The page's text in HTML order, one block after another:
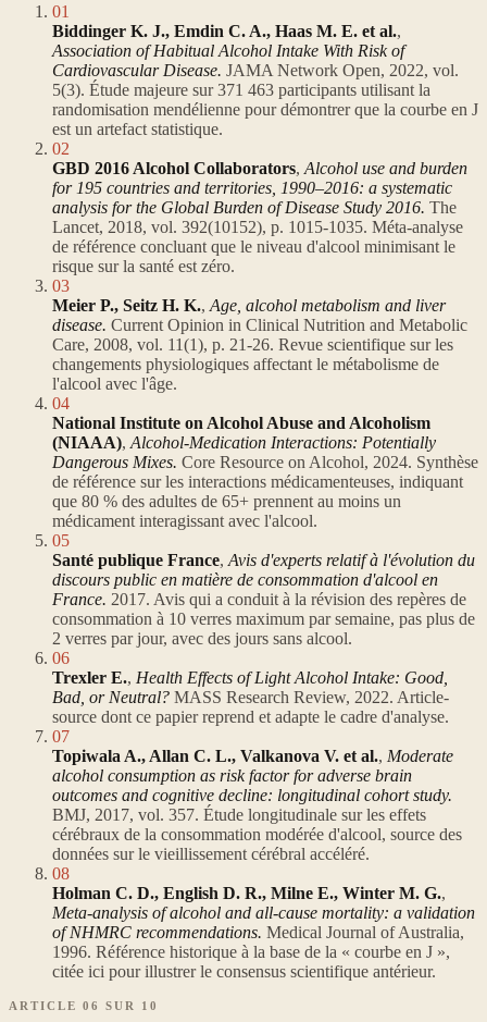
01
Biddinger K. J., Emdin C. A., Haas M. E. et al.,
Association of Habitual Alcohol Intake With Risk of
Cardiovascular Disease. JAMA Network Open, 2022, vol.
5(3). Étude majeure sur 371 463 participants utilisant la
randomisation mendélienne pour démontrer que la courbe en J
est un artefact statistique.
02
GBD 2016 Alcohol Collaborators, Alcohol use and burden
for 195 countries and territories, 1990–2016: a systematic
analysis for the Global Burden of Disease Study 2016. The
Lancet, 2018, vol. 392(10152), p. 1015-1035. Méta-analyse
de référence concluant que le niveau d'alcool minimisant le
risque sur la santé est zéro.
03
Meier P., Seitz H. K., Age, alcohol metabolism and liver
disease. Current Opinion in Clinical Nutrition and Metabolic
Care, 2008, vol. 11(1), p. 21-26. Revue scientifique sur les
changements physiologiques affectant le métabolisme de
l'alcool avec l'âge.
04
National Institute on Alcohol Abuse and Alcoholism
(NIAAA), Alcohol-Medication Interactions: Potentially
Dangerous Mixes. Core Resource on Alcohol, 2024. Synthèse
de référence sur les interactions médicamenteuses, indiquant
que 80 % des adultes de 65+ prennent au moins un
médicament interagissant avec l'alcool.
05
Santé publique France, Avis d'experts relatif à l'évolution du
discours public en matière de consommation d'alcool en
France. 2017. Avis qui a conduit à la révision des repères de
consommation à 10 verres maximum par semaine, pas plus de
2 verres par jour, avec des jours sans alcool.
06
Trexler E., Health Effects of Light Alcohol Intake: Good,
Bad, or Neutral? MASS Research Review, 2022. Article-
source dont ce papier reprend et adapte le cadre d'analyse.
07
Topiwala A., Allan C. L., Valkanova V. et al., Moderate
alcohol consumption as risk factor for adverse brain
outcomes and cognitive decline: longitudinal cohort study.
BMJ, 2017, vol. 357. Étude longitudinale sur les effets
cérébraux de la consommation modérée d'alcool, source des
données sur le vieillissement cérébral accéléré.
08
Holman C. D., English D. R., Milne E., Winter M. G.,
Meta-analysis of alcohol and all-cause mortality: a validation
of NHMRC recommendations. Medical Journal of Australia,
1996. Référence historique à la base de la « courbe en J »,
citée ici pour illustrer le consensus scientifique antérieur.
ARTICLE 06 SUR 10